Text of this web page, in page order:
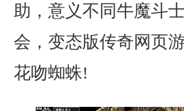
助，意义不同牛魔斗
会，变态版传奇网页
花吻蜘蛛!